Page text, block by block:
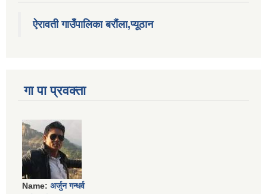
ऐरावती गाउँपालिका बरौंला,प्यूठान
गा पा प्रवक्ता
Name: अर्जुन गन्धर्व